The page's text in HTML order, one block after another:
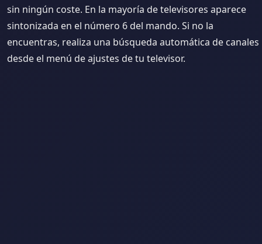
sin ningún coste. En la mayoría de televisores aparece
sintonizada en el número 6 del mando. Si no la
encuentras, realiza una búsqueda automática de canales
desde el menú de ajustes de tu televisor.